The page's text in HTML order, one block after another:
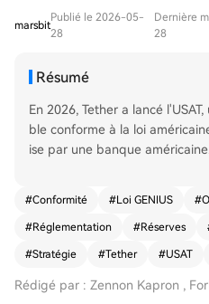
marsbit
Publié le 2026-05-
28
Dernière
28
Résumé
En 2026, Tether a lancé
ble conforme à la loi
ise par une banque
apitalisation de plus de 1830
s), de rester durablement hors
entaire américain. L'USAT sert de façade « confo
s et une structure supervisée.
#Conformité #Loi GENIUS #
#Réglementation #Réserves
#Stratégie #Tether #USAT
Rédigé par : Zennon Kapron ,